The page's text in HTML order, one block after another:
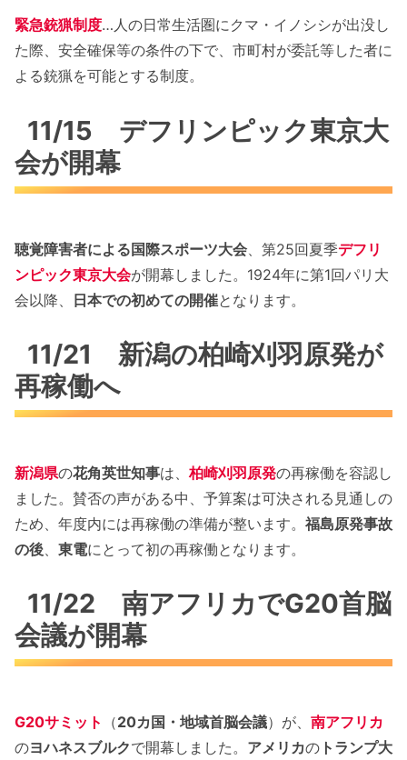
緊急銃猟制度…人の日常生活圏にクマ・イノシシが出没し
た際、安全確保等の条件の下で、市町村が委託等した者に
よる銃猟を可能とする制度。
11/15 デフリンピック東京大
会が開幕
聴覚障害者による国際スポーツ大会 、第25回夏季デフリ
ンピック東京大会が開幕しました。1924年に第1回パリ大
会以降、 日本での初めての開催となります。
11/21 新潟の柏崎刈羽原発が
再稼働へ
新潟県の花角英世知事は、柏崎刈羽原発の再稼働を容認し
ました。賛否の声がある中、予算案は可決される見通しの
ため、年度内には再稼働の準備が整います。 福島原発事故
の後
東電にとって初の再稼働となります。
11/22 南アフリカでG20首脳
会議が開幕
G20サミット （20カ国・地域首脳会議）が、 南アフリカ
のヨハネスブルクで開幕しました。 アメリカの トランプ大